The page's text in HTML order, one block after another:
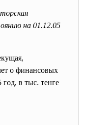
на 01.12.05
о финансовых
год, в тыс. тенге